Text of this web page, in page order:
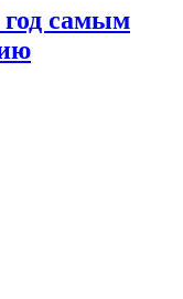
год самым